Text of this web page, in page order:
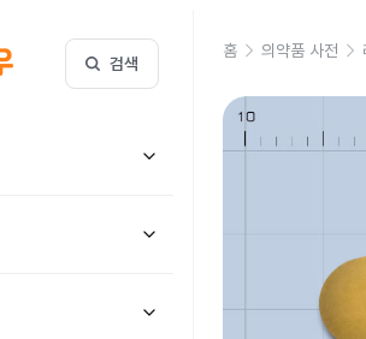
검색
홈 의약품 사전